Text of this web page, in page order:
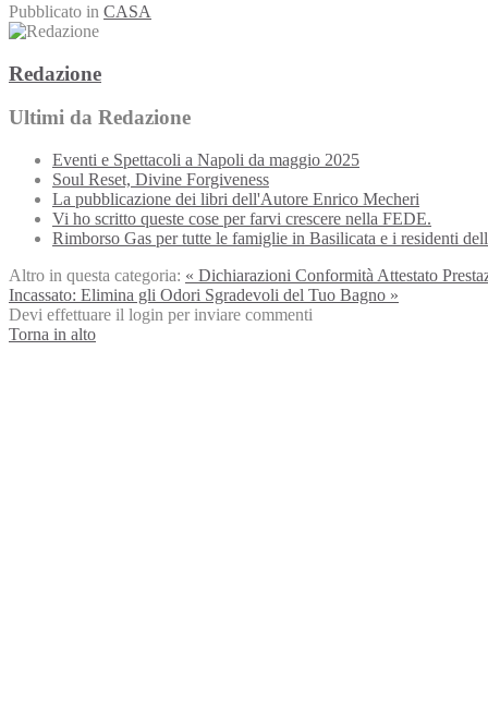
Pubblicato in CASA
Redazione
Ultimi da Redazione
Eventi e Spettacoli a Napoli da maggio 2025
Soul Reset, Divine Forgiveness
La pubblicazione dei libri dell'Autore Enrico Mecheri
Vi ho scritto queste cose per farvi crescere nella FEDE.
Rimborso Gas per tutte le famiglie in Basilicata e i residenti
Altro in questa categoria: « Dichiarazioni Conformità Attestato
Incassato: Elimina gli Odori Sgradevoli del Tuo Bagno »
Devi effettuare il login per inviare commenti
Torna in alto